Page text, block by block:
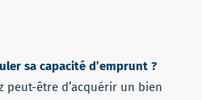
sa capacité d’emprunt ?
peut-être d’acquérir un bien